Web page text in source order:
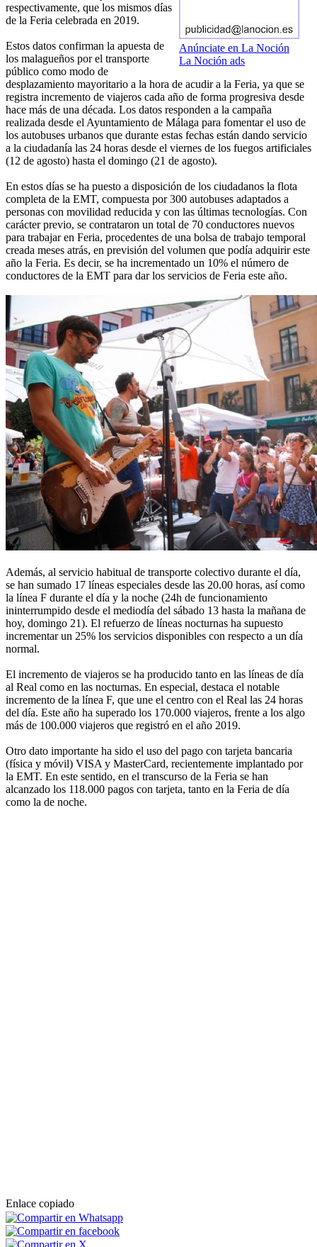
Anúnciate en La Noción
La Noción ads
respectivamente, que los mismos días
de la Feria celebrada en 2019.
Estos datos confirman la apuesta de
los malagueños por el transporte
público como modo de
desplazamiento mayoritario a la hora de acudir a la Feria, ya que se
registra incremento de viajeros cada año de forma progresiva desde
hace más de una década. Los datos responden a la campaña
realizada desde el Ayuntamiento de Málaga para fomentar el uso de
los autobuses urbanos que durante estas fechas están dando servicio
a la ciudadanía las 24 horas desde el viernes de los fuegos artificiales
(12 de agosto) hasta el domingo (21 de agosto).
En estos días se ha puesto a disposición de los ciudadanos la flota
completa de la EMT, compuesta por 300 autobuses adaptados a
personas con movilidad reducida y con las últimas tecnologías. Con
carácter previo, se contrataron un total de 70 conductores nuevos
para trabajar en Feria, procedentes de una bolsa de trabajo temporal
creada meses atrás, en previsión del volumen que podía adquirir este
año la Feria. Es decir, se ha incrementado un 10% el número de
conductores de la EMT para dar los servicios de Feria este año.
Además, al servicio habitual de transporte colectivo durante el día,
se han sumado 17 líneas especiales desde las 20.00 horas, así como
la línea F durante el día y la noche (24h de funcionamiento
ininterrumpido desde el mediodía del sábado 13 hasta la mañana de
hoy, domingo 21). El refuerzo de líneas nocturnas ha supuesto
incrementar un 25% los servicios disponibles con respecto a un día
normal.
El incremento de viajeros se ha producido tanto en las líneas de día
al Real como en las nocturnas. En especial, destaca el notable
incremento de la línea F, que une el centro con el Real las 24 horas
del día. Este año ha superado los 170.000 viajeros, frente a los algo
más de 100.000 viajeros que registró en el año 2019.
Otro dato importante ha sido el uso del pago con tarjeta bancaria
(física y móvil) VISA y MasterCard, recientemente implantado por
la EMT. En este sentido, en el transcurso de la Feria se han
alcanzado los 118.000 pagos con tarjeta, tanto en la Feria de día
como la de noche.
Enlace copiado